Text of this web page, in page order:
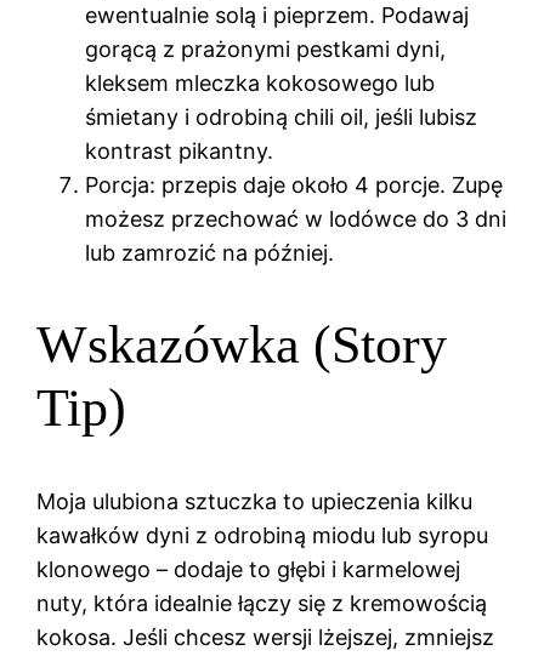
ewentualnie solą i pieprzem. Podawaj
gorącą z prażonymi pestkami dyni,
kleksem mleczka kokosowego lub
śmietany i odrobiną chili oil, jeśli lubisz
kontrast pikantny.
Porcja: przepis daje około 4 porcje. Zupę
możesz przechować w lodówce do 3 dni
lub zamrozić na później.
Wskazówka (Story
Tip)
Moja ulubiona sztuczka to upieczenia kilku
kawałków dyni z odrobiną miodu lub syropu
klonowego – dodaje to głębi i karmelowej
nuty, która idealnie łączy się z kremowością
kokosa. Jeśli chcesz wersji lżejszej, zmniejsz